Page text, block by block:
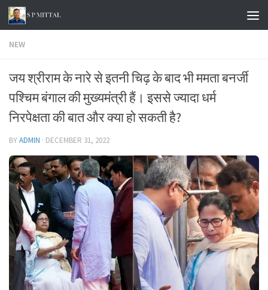
Skip to content
NEW
जय श्रीराम के नारे से इतनी चिढ़ के बाद भी ममता बनर्जी
पश्चिम बंगाल की मुख्यमंत्री हैं। इससे ज्यादा धर्म
निरपेक्षता की बात और क्या हो सकती है?
BYADMIN · DECEMBER 31, 2022